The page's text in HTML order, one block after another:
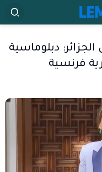
دبلوماسية
فرنسية